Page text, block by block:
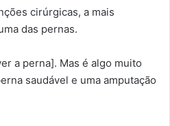
cirúrgicas, a mais
das pernas.
a perna]. Mas é algo muito
saudável e uma amputação